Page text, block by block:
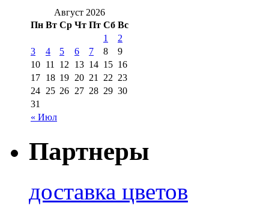
Август 2026
Пн Вт Ср Чт Пт Сб Вс
« Июл
1
2
3
4 5 6 7 8
9
10 11 12 13 14 15 16
17 18 19 20 21 22 23
24 25 26 27 28 29 30
31
Партнеры
доставка цветов